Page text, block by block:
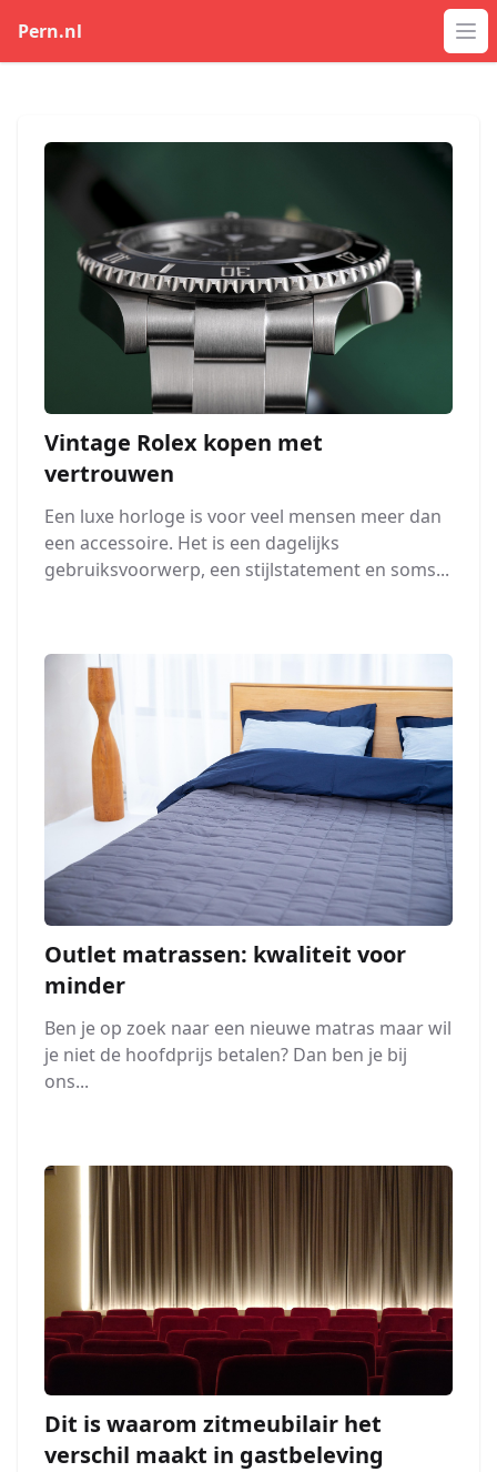
Pern.nl
Vintage Rolex kopen met
vertrouwen
Een luxe horloge is voor veel mensen meer dan
een accessoire. Het is een dagelijks
gebruiksvoorwerp, een stijlstatement en soms...
Outlet matrassen: kwaliteit voor
minder
Ben je op zoek naar een nieuwe matras maar wil
je niet de hoofdprijs betalen? Dan ben je bij
ons...
Dit is waarom zitmeubilair het
verschil maakt in gastbeleving